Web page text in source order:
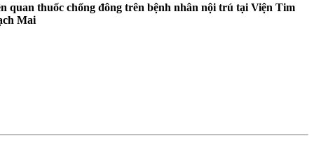
quan thuốc chống đông trên bệnh nhân nội trú tại Viện Tim
Mai